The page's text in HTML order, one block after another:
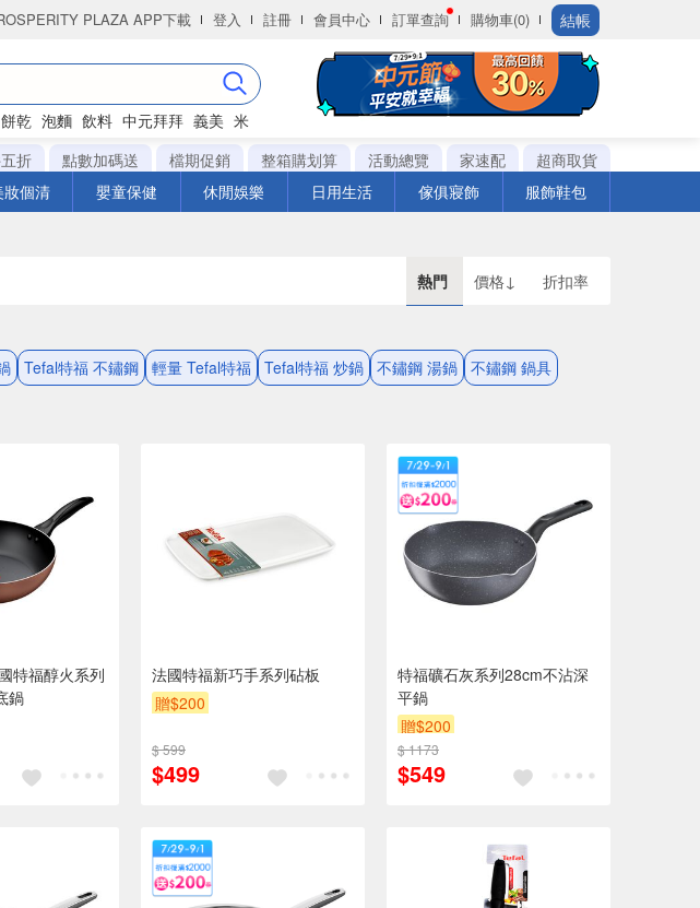
PLAZA APP下載 登入 註冊 會員中心 訂單查詢 購物車(0) 結帳
餅乾 泡麵 飲料 中元拜拜 義美 米
折 點數加碼送 檔期促銷 整箱購划算 活動總覽 家速配
超商取貨
妝個清 嬰童保健 休閒娛樂 日用生活 傢俱寢飾 服飾鞋包
熱門 價格↓ 折扣率
Tefal特福 不鏽鋼 輕量 Tefal特福 Tefal特福 炒鍋 不鏽鋼 湯鍋 不鏽鋼 鍋具
特福醇火系列
鍋
法國特福新巧手系列砧板
贈$200
$ 599
$499
特福礦石灰系列28cm不沾深
平鍋
贈$200
$ 1173
$549